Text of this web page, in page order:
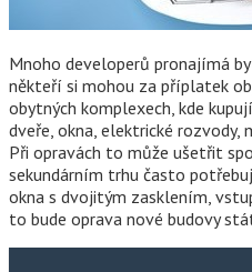
Mnoho developerů pronajímá
někteří si mohou za příplatek
obytných komplexech, kde
dveře, okna, elektrické rozvody,
Při opravách to může ušetřit
sekundárním trhu často
okna s dvojitým zasklením,
to bude oprava nové budovy